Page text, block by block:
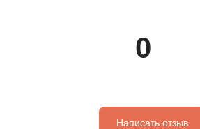
0
Написать отзыв